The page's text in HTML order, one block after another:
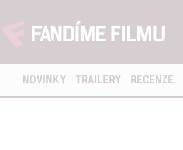
NOVINKY TRAILERY RECENZE